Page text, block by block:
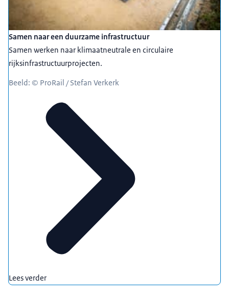
Samen naar een duurzame infrastructuur
Samen werken naar klimaatneutrale en circulaire
rijksinfrastructuurprojecten.
Beeld: © ProRail / Stefan Verkerk
Lees verder